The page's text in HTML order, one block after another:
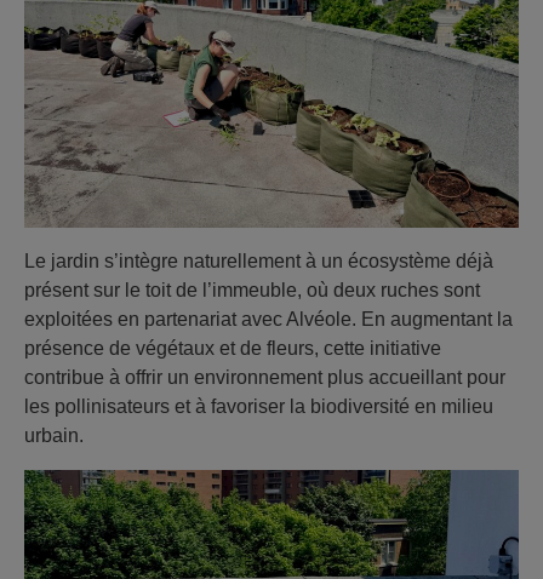
Le jardin s’intègre naturellement à un écosystème déjà
présent sur le toit de l’immeuble, où deux ruches sont
exploitées en partenariat avec Alvéole. En augmentant la
présence de végétaux et de fleurs, cette initiative
contribue à offrir un environnement plus accueillant pour
les pollinisateurs et à favoriser la biodiversité en milieu
urbain.